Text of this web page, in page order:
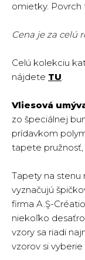
omietky. Povrch
Cena je za celú
Celú kolekciu
nájdete TU.
Vliesová
zo špeciálnej
prídavkom
tapete pružnosť,
Tapety na stenu
vyznačujú
firma A.Ş-
niekoľko
vzory sa riadi
vzorov si